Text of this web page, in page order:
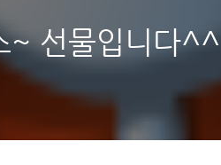
~ 선물입니다^^